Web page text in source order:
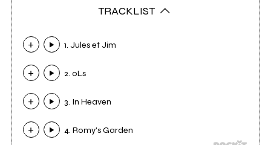
TRACKLIST
1. Jules et Jim
2. oLs
3. In Heaven
4. Romy's Garden